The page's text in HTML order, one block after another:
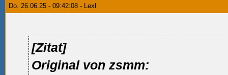
Do. 26.06.25 - 09:42:08 - Lexl
[Zitat]
Original von zsmm: